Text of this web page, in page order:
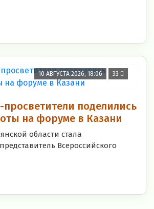
10 АВГУСТА 2026, 18:06 33
просветители поделились
на форуме в Казани
области стала
Всероссийского